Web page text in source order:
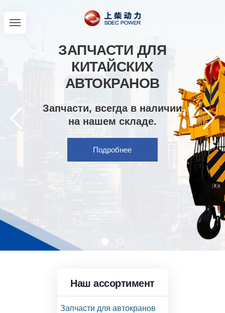
ЗАПЧАСТИ ДЛЯ
КИТАЙСКИХ
АВТОКРАНОВ
Запчасти, всегда в наличии
на нашем складе.
Подробнее
Наш ассортимент
Запчасти для автокранов